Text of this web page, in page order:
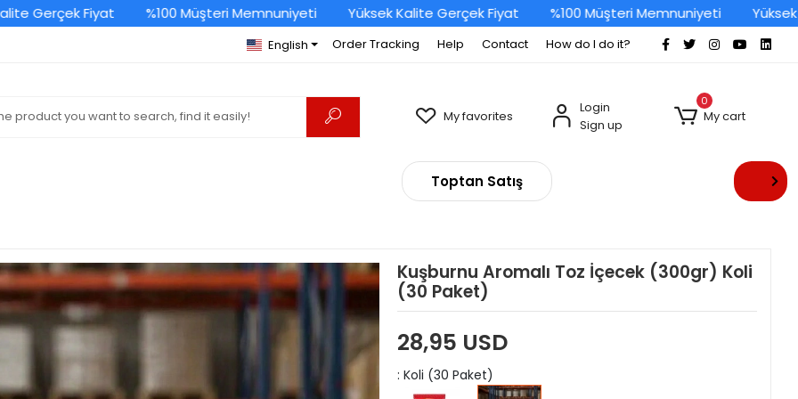
Gerçek Fiyat %100 Müşteri Memnuniyeti Yüksek Kalite Gerçek Fiyat %100 Müşteri Memnuniyeti Yüksek
English Order Tracking Help Contact How do I do it?
My favorites
Login
Sign up
0
My cart
Toptan Satış
Kuşburnu Aromalı Toz İçecek (300gr) Koli
(30 Paket)
28,95 USD
: Koli (30 Paket)